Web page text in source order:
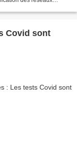
Covid sont